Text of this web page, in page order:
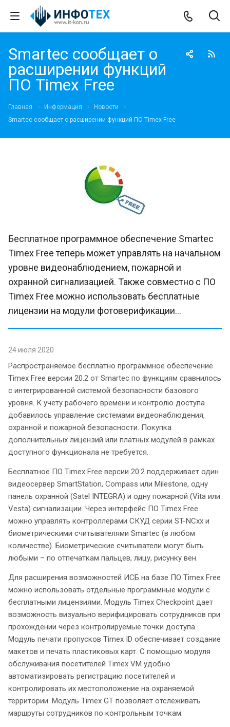
Smartec сообщает о
расширении функций
ПО Timex Free
Главная Информация
Новости
Smartec сообщает о расширении функций ПО Timex Free
Бесплатное программное обеспечение Smartec
Timex Free теперь может управлять на начальном
уровне видеонаблюдением, пожарной и
охранной сигнализацией. Также совместно с ПО
Timex Free можно использовать бесплатные
лицензии на модули фотоверификации...
24 июля 2020
Распространяемое бесплатно программное обеспечение
Timex Free версии 20.2 от Smartec по функциям сравнилось
с интегрированной системой безопасности базового
уровня. К учету рабочего времени и контролю доступа
добавилось управление системами видеонаблюдения,
охранной и пожарной безопасности. Покупка
дополнительных лицензий или платных модулей в рамках
доступного функционала не требуется.
Бесплатное ПО Timex Free версии 20.2 поддерживает один
видеосервер SmartStation, Compass или Milestone, одну
панель охранной (Satel INTEGRA) и одну пожарной (Vita или
Vesta) сигнализации. Через интерфейс ПО Timex Free
можно управлять контроллерами СКУД серии ST-NCxx и
биометрическими считывателями Smartec (в любом
количестве). Биометрические считыватели могут быть
любыми – по отпечаткам пальцев, лицу, рисунку вен.
Для расширения возможностей ИСБ на базе ПО Timex Free
можно использовать отдельные программные модули с
бесплатными лицензиями. Модуль Timex Checkpoint дает
возможность визуально верифицировать сотрудников при
прохождении через контролируемые точки доступа.
Модуль печати пропусков Timex ID обеспечивает создание
макетов и печать пластиковых карт. С помощью модуля
обслуживания посетителей Timex VM удобно
автоматизировать регистрацию посетителей и
контролировать их местоположение на охраняемой
территории. Модуль Timex GT позволяет отслеживать
маршруты сотрудников по контрольным точкам.